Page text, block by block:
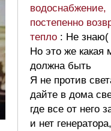
водоснабжение,
постепенно
тепло : Не знаю(
Но это же какая
должна быть
Я не против
дайте в дома
где все от него
и нет генератора,